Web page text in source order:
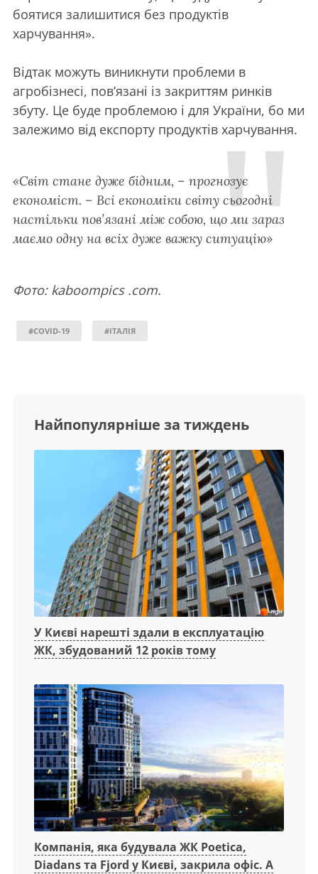
боятися залишитися без продуктів
харчування».
Відтак можуть виникнути проблеми в
агробізнесі, пов’язані із закриттям ринків
збуту. Це буде проблемою і для України, бо ми
залежимо від експорту продуктів харчування.
«Світ стане дуже бідним, – прогнозує
економіст. – Всі економіки світу сьогодні
настільки пов’язані між собою, що ми зараз
маємо одну на всіх дуже важку ситуацію»
Фото: kaboompics .com.
#COVID-19 #ІТАЛІЯ
Найпопулярніше за тиждень
У Києві нарешті здали в експлуатацію
ЖК, збудований 12 років тому
Компанія, яка будувала ЖК Poetica,
Diadans та Fjord у Києві, закрила офіс. А